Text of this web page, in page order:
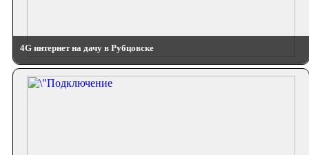
4G интернет на дачу в Рубцовске